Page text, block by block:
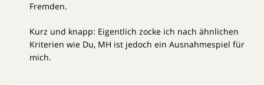
Fremden.
Kurz und knapp: Eigentlich zocke ich nach ähnlichen
Kriterien wie Du, MH ist jedoch ein Ausnahmespiel für
mich.